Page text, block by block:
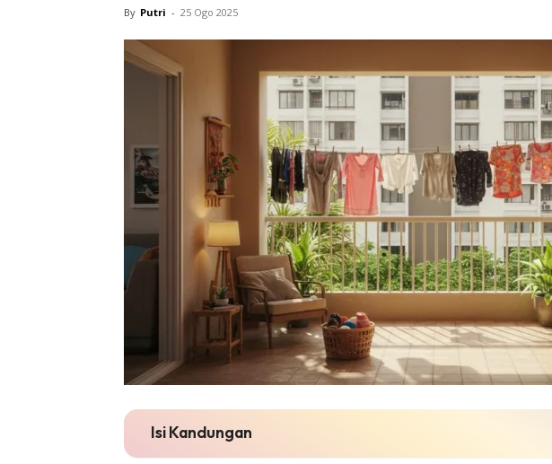
Inspirasi
Bilik Tidur
Ruang Makan
Ruang Tamu
Direktori
Interior Design
Landskap
DIY
Bilik Air
Bilik Tidur
Dapur
By Putri - 25 Ogo 2025
Isi Kandungan